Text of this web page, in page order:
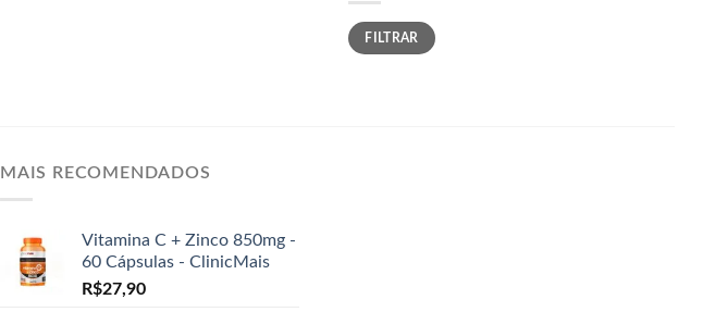
Preço
mínimo
Preço
máximo
FILTRAR
MAIS RECOMENDADOS
Vitamina C + Zinco 850mg -
60 Cápsulas - ClinicMais
R$27,90